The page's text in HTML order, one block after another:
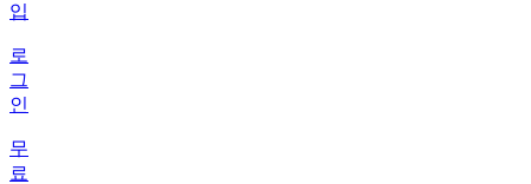
입
로
그
인
무
료